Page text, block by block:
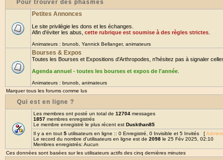
Pour trouver des phasmes
Petites Annonces
Le site privilègie les dons et les échanges.
Afin d'éviter les abus, cette rubrique est soumise à des règles strictes
Animateurs : brunob Yannick Bellanger, animateurs
Bourses & Expos
Toutes les Bourses et Expositions d'Arthropodes, n'hésitez pas à signaler
Agenda annuel - toutes les bourses et expos de l'année
Animateurs : brunob animateurs
Marquer tous les forums comme lus
Qui est en ligne ?
Les membres ont posté un total de 12704 messages
1857 membres enregistrés
Le membre enregistré le plus récent est Duskthan85
Il y a en tout 5 utilisateurs en ligne :: 0 Enregistré, 0 Invisible et 5 Invités [
Le record du nombre d'utilisateurs en ligne est de 2098 le 25 Fév 2025, 02:10
Membres enregistrés: Aucun
Ces données sont basées sur les utilisateurs actifs des cinq dernières minutes